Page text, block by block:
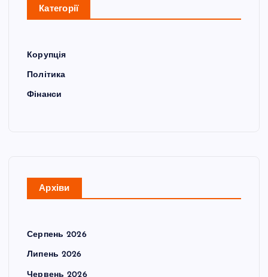
Категорії
Корупція
Політика
Фінанси
Архіви
Серпень 2026
Липень 2026
Червень 2026